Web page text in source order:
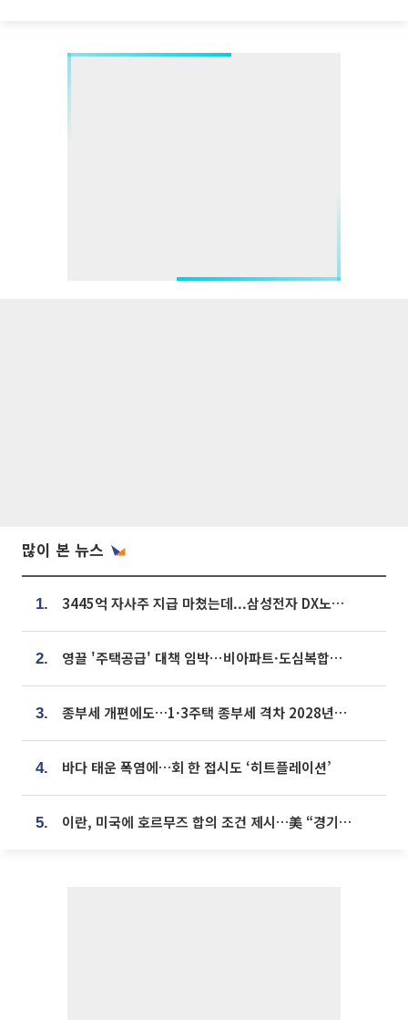
많이 본 뉴스
1. 3445억 자사주 지급 마쳤는데...삼성전자 DX노조, 뒤늦은 '떼쓰기 집회'
2. 영끌 '주택공급' 대책 임박⋯비아파트·도심복합까지 총동원
3. 종부세 개편에도…1·3주택 종부세 격차 2028년부터 확대
4. 바다 태운 폭염에…회 한 접시도 ‘히트플레이션’
5. 이란, 미국에 호르무즈 합의 조건 제시…美 “경기 아직 안 끝나” [종합]